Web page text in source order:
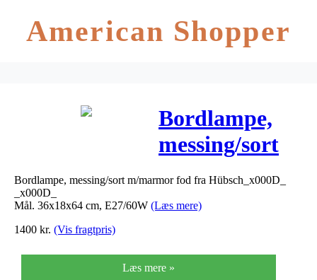
American Shopper
Bordlampe,
messing/sort
m/marmor fod
– 36x18x64
Bordlampe, messing/sort m/marmor fod fra Hübsch_x000D_
_x000D_
Mål. 36x18x64 cm, E27/60W (Læs mere)
1400 kr. (Vis fragtpris)
Læs mere »